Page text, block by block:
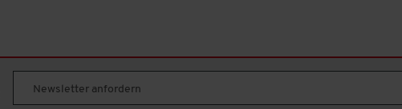
Newsletter anfordern